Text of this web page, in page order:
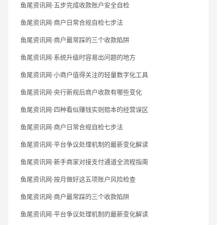
鱼尾资讯网·五步完成收款账户安全自检
鱼尾资讯网·商户日常合规自检七步法
鱼尾资讯网·商户最常踩的三个收款陷阱
鱼尾资讯网·系统升级时容易出问题的地方
鱼尾资讯网·小商户值得关注的轻量数字化工具
鱼尾资讯网·央行新规后商户收款有哪些变化
鱼尾资讯网·四种看似赚钱实则赔本的经营误区
鱼尾资讯网·商户日常合规自检七步法
鱼尾资讯网·平台争议处理机制的最新变化解读
鱼尾资讯网·新手商家对接支付通道全流程指南
鱼尾资讯网·按月做好这五项账户风险检查
鱼尾资讯网·商户最常踩的三个收款陷阱
鱼尾资讯网·平台争议处理机制的最新变化解读